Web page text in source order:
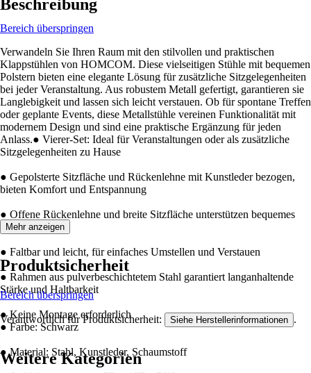
Beschreibung
Bereich überspringen
Verwandeln Sie Ihren Raum mit den stilvollen und praktischen
Klappstühlen von HOMCOM. Diese vielseitigen Stühle mit bequemen
Polstern bieten eine elegante Lösung für zusätzliche Sitzgelegenheiten
bei jeder Veranstaltung. Aus robustem Metall gefertigt, garantieren sie
Langlebigkeit und lassen sich leicht verstauen. Ob für spontane Treffen
oder geplante Events, diese Metallstühle vereinen Funktionalität mit
modernem Design und sind eine praktische Ergänzung für jeden
Anlass.● Vierer-Set: Ideal für Veranstaltungen oder als zusätzliche
Sitzgelegenheiten zu Hause
● Gepolsterte Sitzfläche und Rückenlehne mit Kunstleder bezogen,
bieten Komfort und Entspannung
● Offene Rückenlehne und breite Sitzfläche unterstützen bequemes
Sitzen
● Faltbar und leicht, für einfaches Umstellen und Verstauen
● Rahmen aus pulverbeschichtetem Stahl garantiert langanhaltende
Stärke und Haltbarkeit
● Keine Montage erforderlich
● Farbe: Schwarz
● Material: Stahl, Kunstleder, Schaumstoff
Mehr anzeigen
Produktsicherheit
Bereich überspringen
Verantwortlich für Produktsicherheit: Siehe Herstellerinformationen .
Weitere Kategorien